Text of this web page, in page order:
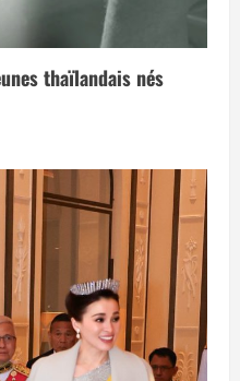
thaïlandais nés